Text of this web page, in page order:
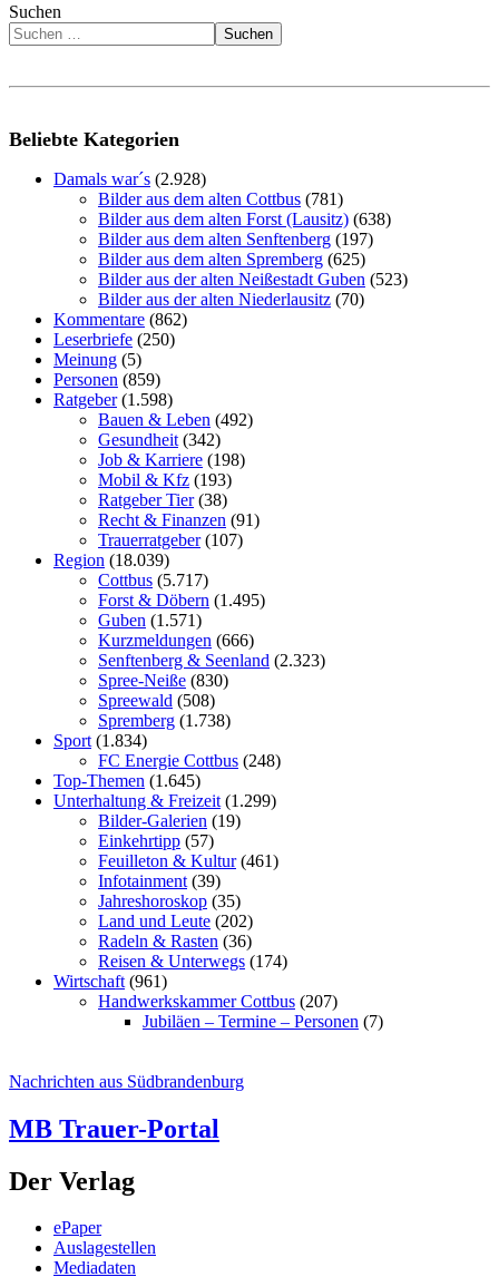
Suchen
Suchen
Beliebte Kategorien
Damals war´s (2.928)
Bilder aus dem alten Cottbus (781)
Bilder aus dem alten Forst (Lausitz) (638)
Bilder aus dem alten Senftenberg (197)
Bilder aus dem alten Spremberg (625)
Bilder aus der alten Neißestadt Guben (523)
Bilder aus der alten Niederlausitz (70)
Kommentare (862)
Leserbriefe (250)
Meinung (5)
Personen (859)
Ratgeber(1.598)
Bauen & Leben (492)
Gesundheit (342)
Job & Karriere (198)
Mobil & Kfz (193)
Ratgeber Tier(38)
Recht & Finanzen (91)
Trauerratgeber(107)
Region (18.039)
Cottbus (5.717)
Forst & Döbern (1.495)
Guben (1.571)
Kurzmeldungen (666)
Senftenberg & Seenland (2.323)
Spree-Neiße (830)
Spreewald (508)
Spremberg (1.738)
Sport (1.834)
FC Energie Cottbus (248)
Top-Themen (1.645)
Unterhaltung & Freizeit (1.299)
Bilder-Galerien (19)
Einkehrtipp (57)
Feuilleton & Kultur(461)
Infotainment (39)
Jahreshoroskop (35)
Land und Leute (202)
Radeln & Rasten (36)
Reisen & Unterwegs (174)
Wirtschaft (961)
Handwerkskammer Cottbus (207)
Jubiläen – Termine – Personen (7)
Nachrichten aus Südbrandenburg
MB Trauer-Portal
Der Verlag
ePaper
Auslagestellen
Mediadaten